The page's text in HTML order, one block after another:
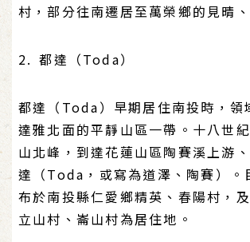
村，部分往南遷居至萬榮鄉的見晴
2. 都達（Toda）
都達（Toda）早期居住南投時，領
達雅北面的平靜山區一帶。十八世
山北峰，到達花蓮山區陶賽溪上游
達（Toda，或寫為道澤、陶賽）。
布於南投縣仁愛鄉精英、春陽村，
立山村、崙山村為居住地。